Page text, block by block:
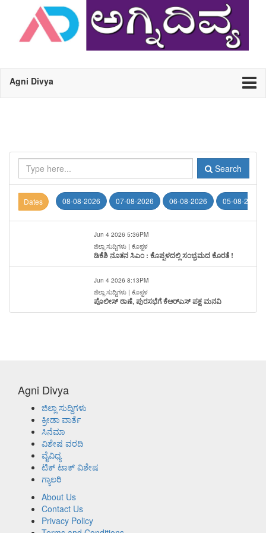
Agni Divya
Search
Dates 08-08-2026 07-08-2026 06-08-2026 05-08-2026
Jun 4 2026 5:36PM
ಜಿಲ್ಲಾ ಸುದ್ದಿಗಳು | ಕೊಪ್ಪಳ
ಡಿಕೆಶಿ ನೂತನ ಸಿಎಂ : ಕೊಪ್ಪಳದಲ್ಲಿ ಸಂಭ್ರಮದ ಕೊರತೆ !
Jun 4 2026 8:13PM
ಜಿಲ್ಲಾ ಸುದ್ದಿಗಳು | ಕೊಪ್ಪಳ
ಪೊಲೀಸ್ ಠಾಣೆ, ಪುರಸಭೆಗೆ ಕೆಆರ್‌ಎಸ್ ಪಕ್ಷ ಮನವಿ
Agni Divya
ಜಿಲ್ಲಾ ಸುದ್ದಿಗಳು
ಕ್ರೀಡಾ ವಾರ್ತೆ
ಸಿನೆಮಾ
ವಿಶೇಷ ವರದಿ
ವೈವಿಧ್ಯ
ಟಿಕ್ ಟಾಕ್ ವಿಶೇಷ
ಗ್ಯಾಲರಿ
About Us
Contact Us
Privacy Policy